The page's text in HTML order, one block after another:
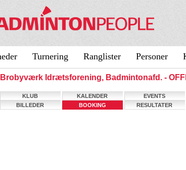
Turnering Ranglister Personer
Brobyværk Idrætsforening, Badmintonafd. -
KLUB KALENDER EVENTS
BILLEDER
BOOKING RESULTATER